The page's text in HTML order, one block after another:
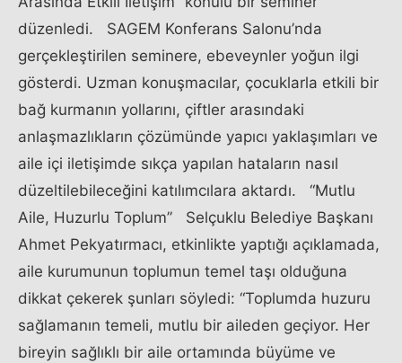
düzenledi. SAGEM Konferans Salonu’nda
gerçekleştirilen seminere, ebeveynler yoğun ilgi
gösterdi. Uzman konuşmacılar, çocuklarla etkili bir
bağ kurmanın yollarını, çiftler arasındaki
anlaşmazlıkların çözümünde yapıcı yaklaşımları ve
aile içi iletişimde sıkça yapılan hataların nasıl
düzeltilebileceğini katılımcılara aktardı. “Mutlu
Aile, Huzurlu Toplum” Selçuklu Belediye Başkanı
Ahmet Pekyatırmacı, etkinlikte yaptığı açıklamada,
aile kurumunun toplumun temel taşı olduğuna
dikkat çekerek şunları söyledi: “Toplumda huzuru
sağlamanın temeli, mutlu bir aileden geçiyor. Her
bireyin sağlıklı bir aile ortamında büyüme ve